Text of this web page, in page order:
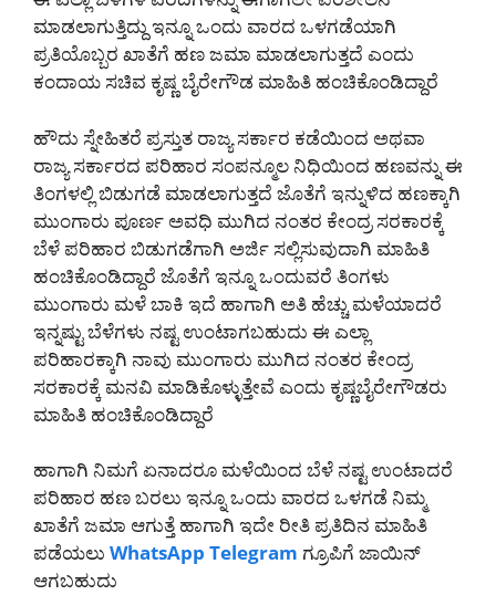
ಮಾಡಲಾಗುತ್ತಿದ್ದು ಇನ್ನೂ ಒಂದು ವಾರದ ಒಳಗಡೆಯಾಗಿ
ಪ್ರತಿಯೊಬ್ಬರ ಖಾತೆಗೆ ಹಣ ಜಮಾ ಮಾಡಲಾಗುತ್ತದೆ ಎಂದು
ಕಂದಾಯ ಸಚಿವ ಕೃಷ್ಣ ಬೈರೇಗೌಡ ಮಾಹಿತಿ ಹಂಚಿಕೊಂಡಿದ್ದಾರೆ
ಹೌದು ಸ್ನೇಹಿತರೆ ಪ್ರಸ್ತುತ ರಾಜ್ಯ ಸರ್ಕಾರ ಕಡೆಯಿಂದ ಅಥವಾ
ರಾಜ್ಯ ಸರ್ಕಾರದ ಪರಿಹಾರ ಸಂಪನ್ಮೂಲ ನಿಧಿಯಿಂದ ಹಣವನ್ನು ಈ
ತಿಂಗಳಲ್ಲಿ ಬಿಡುಗಡೆ ಮಾಡಲಾಗುತ್ತದೆ ಜೊತೆಗೆ ಇನ್ನುಳಿದ ಹಣಕ್ಕಾಗಿ
ಮುಂಗಾರು ಪೂರ್ಣ ಅವಧಿ ಮುಗಿದ ನಂತರ ಕೇಂದ್ರ ಸರಕಾರಕ್ಕೆ
ಬೆಳೆ ಪರಿಹಾರ ಬಿಡುಗಡೆಗಾಗಿ ಅರ್ಜಿ ಸಲ್ಲಿಸುವುದಾಗಿ ಮಾಹಿತಿ
ಹಂಚಿಕೊಂಡಿದ್ದಾರೆ ಜೊತೆಗೆ ಇನ್ನೂ ಒಂದುವರೆ ತಿಂಗಳು
ಮುಂಗಾರು ಮಳೆ ಬಾಕಿ ಇದೆ ಹಾಗಾಗಿ ಅತಿ ಹೆಚ್ಚು ಮಳೆಯಾದರೆ
ಇನ್ನಷ್ಟು ಬೆಳೆಗಳು ನಷ್ಟ ಉಂಟಾಗಬಹುದು ಈ ಎಲ್ಲಾ
ಪರಿಹಾರಕ್ಕಾಗಿ ನಾವು ಮುಂಗಾರು ಮುಗಿದ ನಂತರ ಕೇಂದ್ರ
ಸರಕಾರಕ್ಕೆ ಮನವಿ ಮಾಡಿಕೊಳ್ಳುತ್ತೇವೆ ಎಂದು ಕೃಷ್ಣಬೈರೇಗೌಡರು
ಮಾಹಿತಿ ಹಂಚಿಕೊಂಡಿದ್ದಾರೆ
ಹಾಗಾಗಿ ನಿಮಗೆ ಏನಾದರೂ ಮಳೆಯಿಂದ ಬೆಳೆ ನಷ್ಟ ಉಂಟಾದರೆ
ಪರಿಹಾರ ಹಣ ಬರಲು ಇನ್ನೂ ಒಂದು ವಾರದ ಒಳಗಡೆ ನಿಮ್ಮ
ಖಾತೆಗೆ ಜಮಾ ಆಗುತ್ತೆ ಹಾಗಾಗಿ ಇದೇ ರೀತಿ ಪ್ರತಿದಿನ ಮಾಹಿತಿ
ಪಡೆಯಲು WhatsApp Telegram ಗ್ರೂಪಿಗೆ ಜಾಯಿನ್
ಆಗಬಹುದು